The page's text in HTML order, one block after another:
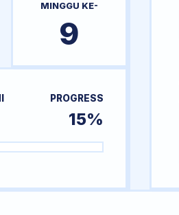
MINGGU KE-
9
PROGRESS
15%